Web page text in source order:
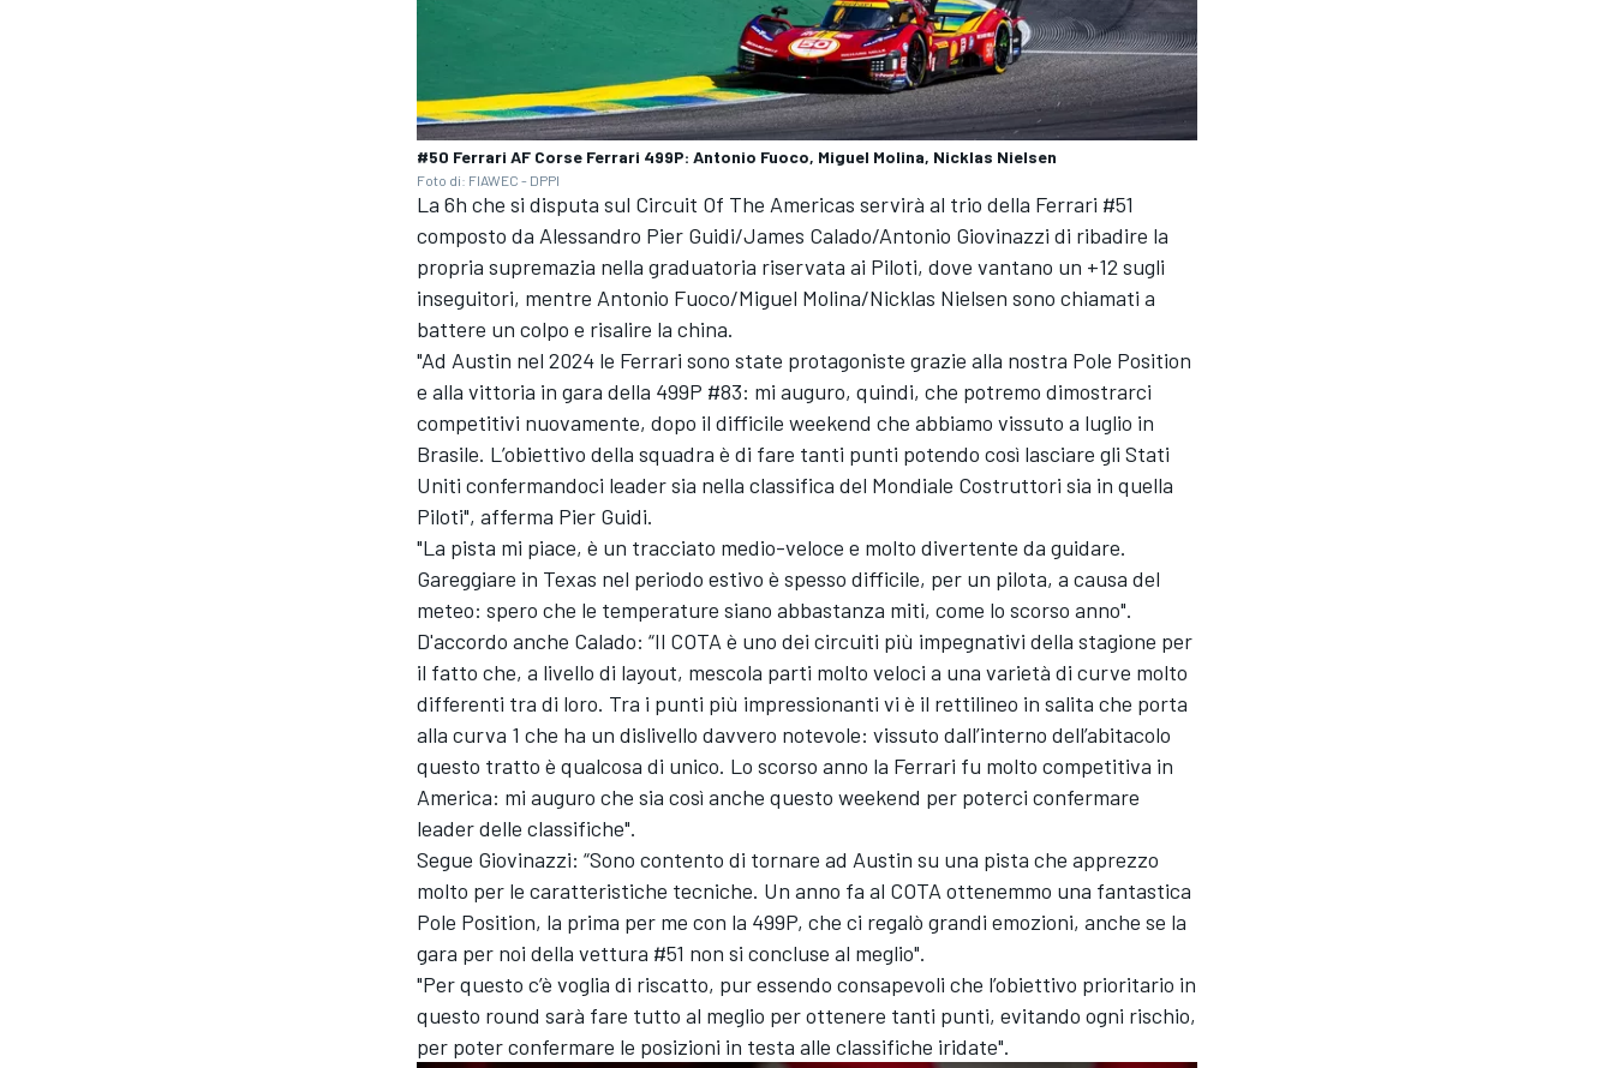
#50 Ferrari AF Corse Ferrari 499P: Antonio Fuoco, Miguel Molina, Nicklas Nielsen
Foto di: FIAWEC - DPPI
La 6h che si disputa sul Circuit Of The Americas servirà al trio della Ferrari #51
composto da Alessandro Pier Guidi/James Calado/Antonio Giovinazzi di ribadire la
propria supremazia nella graduatoria riservata ai Piloti, dove vantano un +12 sugli
inseguitori, mentre Antonio Fuoco/Miguel Molina/Nicklas Nielsen sono chiamati a
battere un colpo e risalire la china.
"Ad Austin nel 2024 le Ferrari sono state protagoniste grazie alla nostra Pole Position
e alla vittoria in gara della 499P #83: mi auguro, quindi, che potremo dimostrarci
competitivi nuovamente, dopo il difficile weekend che abbiamo vissuto a luglio in
Brasile. L’obiettivo della squadra è di fare tanti punti potendo così lasciare gli Stati
Uniti confermandoci leader sia nella classifica del Mondiale Costruttori sia in quella
Piloti", afferma Pier Guidi.
"La pista mi piace, è un tracciato medio-veloce e molto divertente da guidare.
Gareggiare in Texas nel periodo estivo è spesso difficile, per un pilota, a causa del
meteo: spero che le temperature siano abbastanza miti, come lo scorso anno".
D'accordo anche Calado: “Il COTA è uno dei circuiti più impegnativi della stagione per
il fatto che, a livello di layout, mescola parti molto veloci a una varietà di curve molto
differenti tra di loro. Tra i punti più impressionanti vi è il rettilineo in salita che porta
alla curva 1 che ha un dislivello davvero notevole: vissuto dall’interno dell’abitacolo
questo tratto è qualcosa di unico. Lo scorso anno la Ferrari fu molto competitiva in
America: mi auguro che sia così anche questo weekend per poterci confermare
leader delle classifiche".
Segue Giovinazzi: “Sono contento di tornare ad Austin su una pista che apprezzo
molto per le caratteristiche tecniche. Un anno fa al COTA ottenemmo una fantastica
Pole Position, la prima per me con la 499P, che ci regalò grandi emozioni, anche se la
gara per noi della vettura #51 non si concluse al meglio".
"Per questo c’è voglia di riscatto, pur essendo consapevoli che l’obiettivo prioritario in
questo round sarà fare tutto al meglio per ottenere tanti punti, evitando ogni rischio,
per poter confermare le posizioni in testa alle classifiche iridate".